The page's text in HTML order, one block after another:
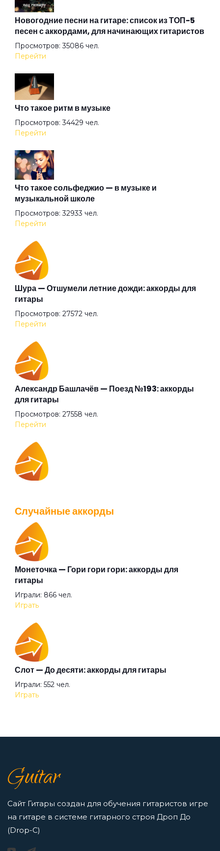
Дочь смотрителя маяка
Дядя Вася 2
Дядя Федя
За окном металась вьюга
Зелёная дорожка
Зелёная лодка
Знаешь
Золотые берега
Из окна автомобиля
Когда приходит рассвет
Колечко
Колобок
Кому зима
Лунная дорожка
Магадан
Мальчишка-луч
Между мной и тобой
Между небом и землей
Месяц
Монолог в трамвае
Новогодние песни на гитаре: список из ТОП-5
песен с аккордами, для начинающих гитаристов
Просмотров: 35086 чел.
Перейти
Что такое ритм в музыке
Просмотров: 34429 чел.
Перейти
Что такое сольфеджио — в музыке и
музыкальной школе
Просмотров: 32933 чел.
Перейти
Шура — Отшумели летние дожди: аккорды для
гитары
Просмотров: 27572 чел.
Перейти
Александр Башлачёв — Поезд №193: аккорды
для гитары
Просмотров: 27558 чел.
Перейти
Перейти
Валентин Стрыкало — Gay porn: аккорды для
гитары
Просмотров: 25690 чел.
Аккорды для начинающих играть на гитаре —
легкие и простые песни на гитаре
Просмотров: 23253 чел.
Перейти
Просмотров: 16413 чел.
Перейти
Случайные аккорды
Монеточка — Гори гори гори: аккорды для
гитары
Играли: 866 чел.
Играть
Слот — До десяти: аккорды для гитары
Играли: 552 чел.
Играть
Guitar
Сайт Гитары создан для обучения гитаристов игре
на гитаре в системе гитарного строя Дроп До
(Drop-C)